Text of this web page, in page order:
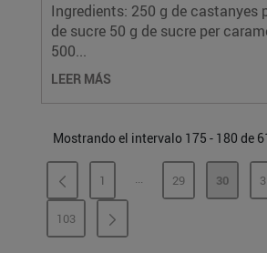
Ingredients: 250 g de castanyes
de sucre 50 g de sucre per
500...
LEER MÁS
Mostrando el intervalo 175 - 180 de
PÁGINA
1 ...PÁGINAS INTERMEDIAS
PÁGINA
29 PÁGINA
30
PÁGINA
103